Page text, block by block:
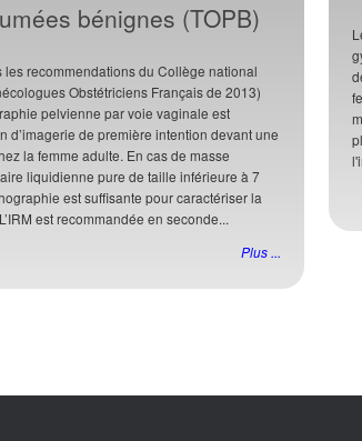
bénignes (TOPB)
les recommendations du Collège national
Obstétriciens Français de 2013)
pelvienne par voie vaginale est
d’imagerie de première intention devant une
la femme adulte. En cas de masse
liquidienne pure de taille inférieure à 7
est suffisante pour caractériser la
est recommandée en seconde...
Plus ...